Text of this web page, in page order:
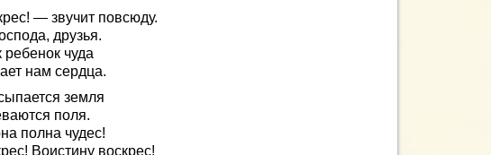
— звучит повсюду.
друзья.
чуда
нам сердца.
земля
поля.
полна чудес!
Воистину воскрес!